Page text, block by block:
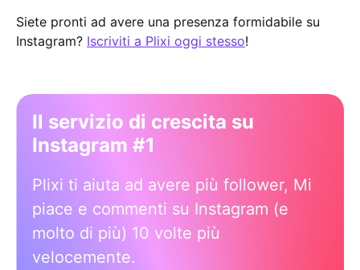
Siete pronti ad avere una presenza formidabile su
Instagram? Iscriviti a Plixi oggi stesso!
Il servizio di crescita su
Instagram #1
Plixi ti aiuta ad avere più follower, Mi
piace e commenti su Instagram (e
molto di più) 10 volte più
velocemente.